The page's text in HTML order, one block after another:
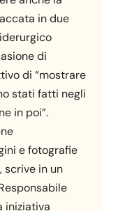
in due
di
di “mostrare
stati fatti negli
in poi”.
e fotografie
scrive in un
iniziativa